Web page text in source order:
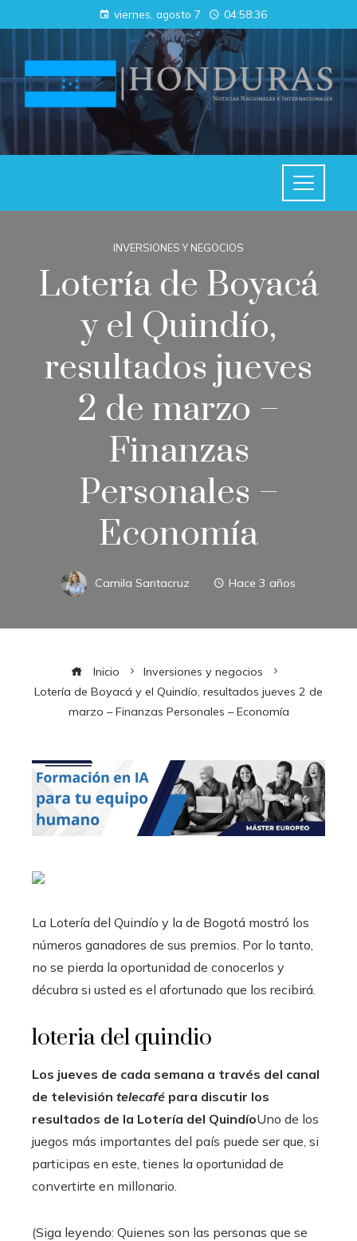
viernes, agosto 7 04:58:37
INVERSIONES Y NEGOCIOS
Lotería de Boyacá
y el Quindío,
resultados jueves
2 de marzo –
Finanzas
Personales –
Economía
Camila Santacruz Hace 3 años
Inicio
Inversiones y negocios
Lotería de Boyacá y el Quindío, resultados jueves 2 de
marzo – Finanzas Personales – Economía
La Lotería del Quindío y la de Bogotá mostró los
números ganadores de sus premios. Por lo tanto,
no se pierda la oportunidad de conocerlos y
décubra si usted es el afortunado que los recibirá.
loteria del quindio
Los jueves de cada semana a través del canal
de televisión telecafé para discutir los
resultados de la Lotería del QuindíoUno de los
juegos más importantes del país puede ser que, si
participas en este, tienes la oportunidad de
convertirte en millonario.
(Siga leyendo: Quienes son las personas que se